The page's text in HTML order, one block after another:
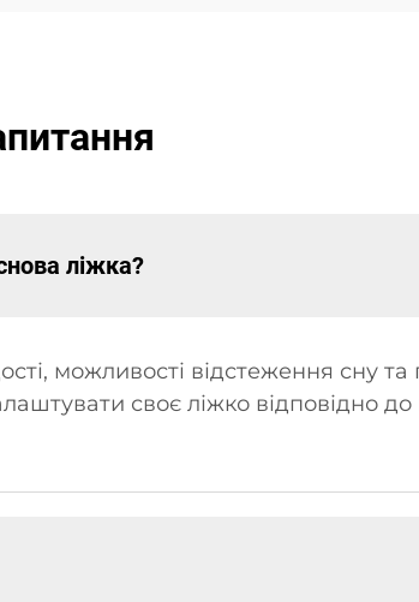
ліжка?
можливості відстеження сну та
своє ліжко відповідно